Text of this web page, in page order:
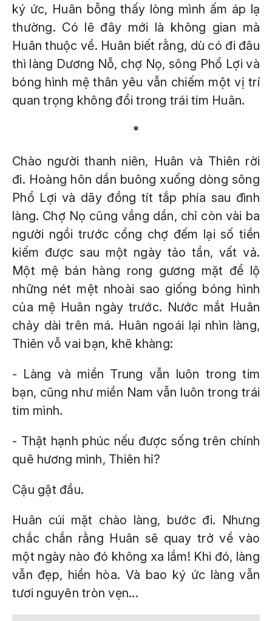
ký ức, Huân bỗng thấy lòng mình ấm áp lạ
thường. Có lẽ đây mới là không gian mà
Huân thuộc về. Huân biết rằng, dù có đi đâu
thì làng Dương Nỗ, chợ Nọ, sông Phổ Lợi và
bóng hình mệ thân yêu vẫn chiếm một vị trí
quan trọng không đổi trong trái tim Huân.
*
Chào người thanh niên, Huân và Thiên rời
đi. Hoàng hôn dần buông xuống dòng sông
Phổ Lợi và dãy đồng tít tắp phía sau đình
làng. Chợ Nọ cũng vắng dần, chỉ còn vài ba
người ngồi trước cổng chợ đếm lại số tiền
kiếm được sau một ngày tảo tần, vất vả.
Một mệ bán hàng rong gương mặt để lộ
những nét mệt nhoài sao giống bóng hình
của mệ Huân ngày trước. Nước mắt Huân
chảy dài trên má. Huân ngoái lại nhìn làng,
Thiên vỗ vai bạn, khẽ khàng:
- Làng và miền Trung vẫn luôn trong tim
bạn, cũng như miền Nam vẫn luôn trong trái
tim mình.
- Thật hạnh phúc nếu được sống trên chính
quê hương mình, Thiên hỉ?
Cậu gật đầu.
Huân cúi mặt chào làng, bước đi. Nhưng
chắc chắn rằng Huân sẽ quay trở về vào
một ngày nào đó không xa lắm! Khi đó, làng
vẫn đẹp, hiền hòa. Và bao ký ức làng vẫn
tươi nguyên tròn vẹn...